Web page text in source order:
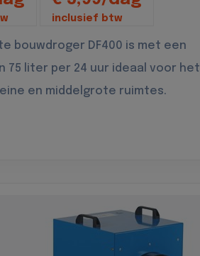
inclusief btw
bouwdroger DF400 is met een
75 liter per 24 uur ideaal voor het
en middelgrote ruimtes.